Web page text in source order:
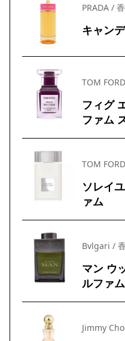
PRADA /
キャン
TOM
フィグ
ファム
TOM
ソレイ
ァム
Bvlgari /
マン ウ
ルファム
Jimmy